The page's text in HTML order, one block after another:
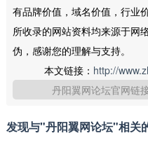
有品牌价值，域名价值，行业
所收录的网站资料均来源于网
伪，感谢您的理解与支持。
本文链接： http://
丹阳翼网论坛官网链
发现与"丹阳翼网论坛"相关